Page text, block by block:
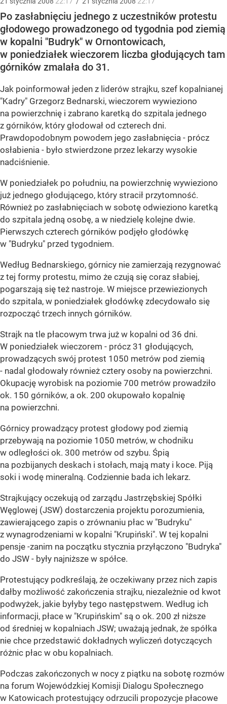
Po zasłabnięciu jednego z uczestników protestu
głodowego prowadzonego od tygodnia pod ziemią
w kopalni "Budryk" w Ornontowicach,
w poniedziałek wieczorem liczba głodujących tam
górników zmalała do 31.
Jak poinformował jeden z liderów strajku, szef kopalnianej
"Kadry" Grzegorz Bednarski, wieczorem wywieziono
na powierzchnię i zabrano karetką do szpitala jednego
z górników, który głodował od czterech dni.
Prawdopodobnym powodem jego zasłabnięcia - prócz
osłabienia - było stwierdzone przez lekarzy wysokie
nadciśnienie.
W poniedziałek po południu, na powierzchnię wywieziono
już jednego głodującego, który stracił przytomność.
Również po zasłabnięciach w sobotę odwieziono karetką
do szpitala jedną osobę, a w niedzielę kolejne dwie.
Pierwszych czterech górników podjęło głodówkę
w "Budryku" przed tygodniem.
Według Bednarskiego, górnicy nie zamierzają rezygnować
z tej formy protestu, mimo że czują się coraz słabiej,
pogarszają się też nastroje. W miejsce przewiezionych
do szpitala, w poniedziałek głodówkę zdecydowało się
rozpocząć trzech innych górników.
Strajk na tle płacowym trwa już w kopalni od 36 dni.
W poniedziałek wieczorem - prócz 31 głodujących,
prowadzących swój protest 1050 metrów pod ziemią
- nadal głodowały również cztery osoby na powierzchni.
Okupację wyrobisk na poziomie 700 metrów prowadziło
ok. 150 górników, a ok. 200 okupowało kopalnię
na powierzchni.
Górnicy prowadzący protest głodowy pod ziemią
przebywają na poziomie 1050 metrów, w chodniku
w odległości ok. 300 metrów od szybu. Śpią
na pozbijanych deskach i stołach, mają maty i koce. Piją
soki i wodę mineralną. Codziennie bada ich lekarz.
Strajkujący oczekują od zarządu Jastrzębskiej Spółki
Węglowej (JSW) dostarczenia projektu porozumienia,
zawierającego zapis o zrównaniu płac w "Budryku"
z wynagrodzeniami w kopalni "Krupiński". W tej kopalni
pensje -zanim na początku stycznia przyłączono "Budryka"
do JSW - były najniższe w spółce.
Protestujący podkreślają, że oczekiwany przez nich zapis
dałby możliwość zakończenia strajku, niezależnie od kwot
podwyżek, jakie byłyby tego następstwem. Według ich
informacji, płace w "Krupińskim" są o ok. 200 zł niższe
od średniej w kopalniach JSW; uważają jednak, że spółka
nie chce przedstawić dokładnych wyliczeń dotyczących
różnic płac w obu kopalniach.
Podczas zakończonych w nocy z piątku na sobotę rozmów
na forum Wojewódzkiej Komisji Dialogu Społecznego
w Katowicach protestujący odrzucili propozycje płacowe